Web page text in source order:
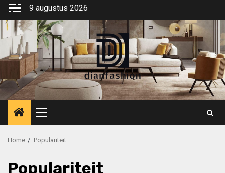
de
inhoud
9 augustus 2026
Primair
menu
Home Populariteit
Populariteit